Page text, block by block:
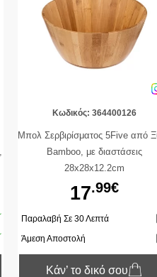
Κωδικός: 364400126
Μπολ Σερβιρίσματος 5Five από
Bamboo, με διαστάσεις
28x28x12.2cm
17.99€
Παραλαβή Σε 30 Λεπτά
Άμεση Αποστολή
Κάν’ το δικό σου